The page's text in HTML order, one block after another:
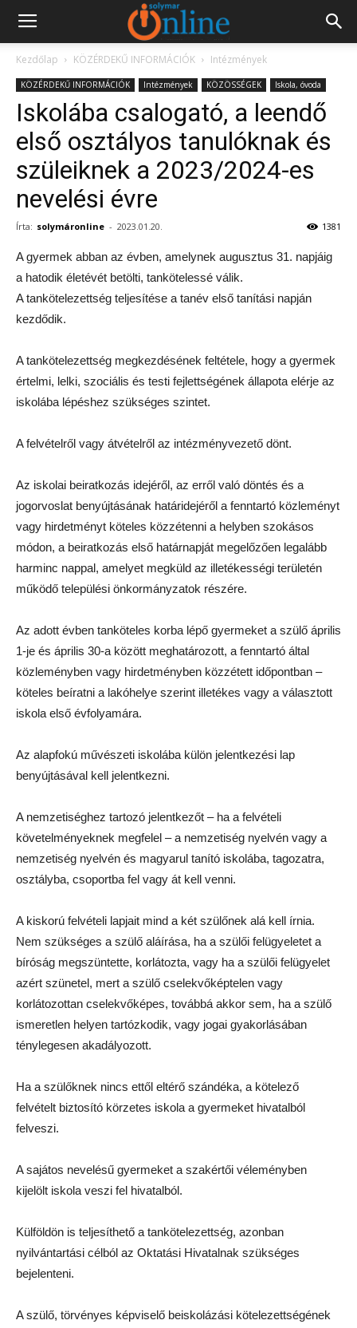
Kezdőlap KÖZÉRDEKŰ INFORMÁCIÓK Intézmények
KÖZÉRDEKŰ INFORMÁCIÓK Intézmények KÖZÖSSÉGEK Iskola, óvoda
Iskolába csalogató, a leendő
első osztályos tanulóknak és
szüleiknek a 2023/2024-es
nevelési évre
Írta: solymáronline - 2023.01.20. 1381
A gyermek abban az évben, amelynek augusztus 31. napjáig
a hatodik életévét betölti, tankötelessé válik.
A tankötelezettség teljesítése a tanév első tanítási napján
kezdődik.
A tankötelezettség megkezdésének feltétele, hogy a gyermek
értelmi, lelki, szociális és testi fejlettségének állapota elérje az
iskolába lépéshez szükséges szintet.
A felvételről vagy átvételről az intézményvezető dönt.
Az iskolai beiratkozás idejéről, az erről való döntés és a
jogorvoslat benyújtásának határidejéről a fenntartó közleményt
vagy hirdetményt köteles közzétenni a helyben szokásos
módon, a beiratkozás első határnapját megelőzően legalább
harminc nappal, amelyet megküld az illetékességi területén
működő települési önkormányzatok részére.
Az adott évben tanköteles korba lépő gyermeket a szülő április
1-je és április 30-a között meghatározott, a fenntartó által
közleményben vagy hirdetményben közzétett időpontban –
köteles beíratni a lakóhelye szerint illetékes vagy a választott
iskola első évfolyamára.
Az alapfokú művészeti iskolába külön jelentkezési lap
benyújtásával kell jelentkezni.
A nemzetiséghez tartozó jelentkezőt – ha a felvételi
követelményeknek megfelel – a nemzetiség nyelvén vagy a
nemzetiség nyelvén és magyarul tanító iskolába, tagozatra,
osztályba, csoportba fel vagy át kell venni.
A kiskorú felvételi lapjait mind a két szülőnek alá kell írnia.
Nem szükséges a szülő aláírása, ha a szülői felügyeletet a
bíróság megszüntette, korlátozta, vagy ha a szülői felügyelet
azért szünetel, mert a szülő cselekvőképtelen vagy
korlátozottan cselekvőképes, továbbá akkor sem, ha a szülő
ismeretlen helyen tartózkodik, vagy jogai gyakorlásában
ténylegesen akadályozott.
Ha a szülőknek nincs ettől eltérő szándéka, a kötelező
felvételt biztosító körzetes iskola a gyermeket hivatalból
felveszi.
A sajátos nevelésű gyermeket a szakértői véleményben
kijelölt iskola veszi fel hivatalból.
Külföldön is teljesíthető a tankötelezettség, azonban
nyilvántartási célból az Oktatási Hivatalnak szükséges
bejelenteni.
A szülő, törvényes képviselő beiskolázási kötelezettségének